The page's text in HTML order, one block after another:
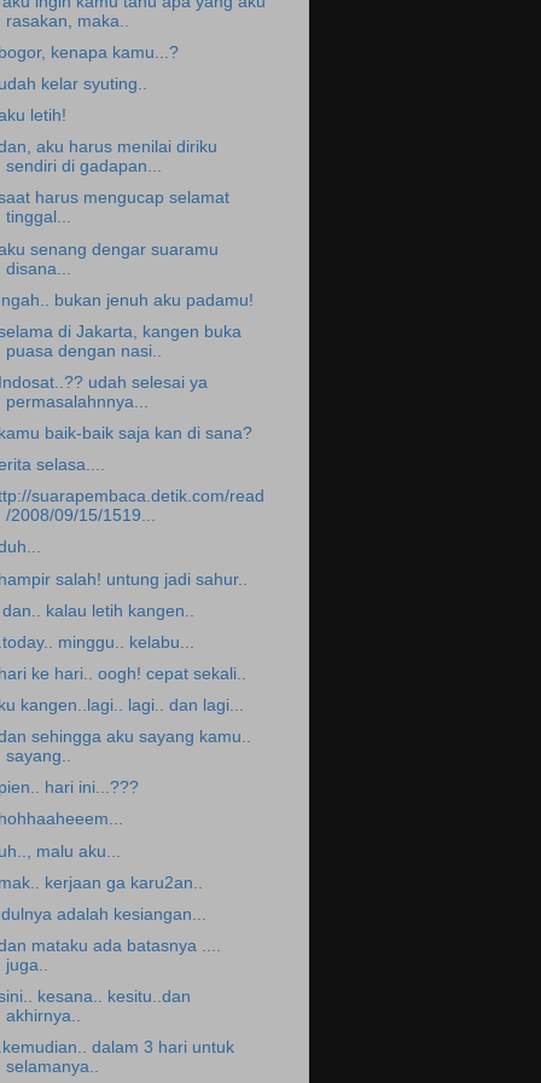
rasakan, maka..
kenapa kamu...?
kelar syuting..
letih!
aku harus menilai diriku
sendiri di gadapan...
harus mengucap selamat
tinggal...
senang dengar suaramu
disana...
bukan jenuh aku padamu!
di Jakarta, kangen buka
puasa dengan nasi..
udah selesai ya
permasalahnnya...
baik-baik saja kan di sana?
selasa....
suarapembaca.detik.com/read
/2008/09/15/1519...
salah! untung jadi sahur..
dan.. kalau letih kangen..
minggu.. kelabu...
ke hari.. oogh! cepat sekali..
kangen..lagi.. lagi.. dan lagi...
sehingga aku sayang kamu..
sayang..
hari ini...???
malu aku...
kerjaan ga karu2an..
adalah kesiangan...
mataku ada batasnya ....
juga..
kesana.. kesitu..dan
akhirnya..
dalam 3 hari untuk
selamanya..